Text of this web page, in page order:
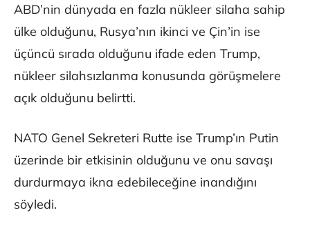
ABD’nin dünyada en fazla nükleer silaha sahip
ülke olduğunu, Rusya’nın ikinci ve Çin’in ise
üçüncü sırada olduğunu ifade eden Trump,
nükleer silahsızlanma konusunda görüşmelere
açık olduğunu belirtti.
NATO Genel Sekreteri Rutte ise Trump’ın Putin
üzerinde bir etkisinin olduğunu ve onu savaşı
durdurmaya ikna edebileceğine inandığını
söyledi.